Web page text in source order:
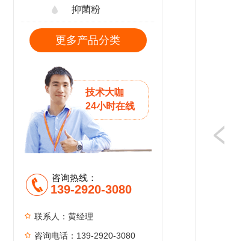
抑菌粉
更多产品分类
技术大咖
24小时在线
咨询热线：
139-2920-3080
联系人：黄经理
咨询电话：139-2920-3080